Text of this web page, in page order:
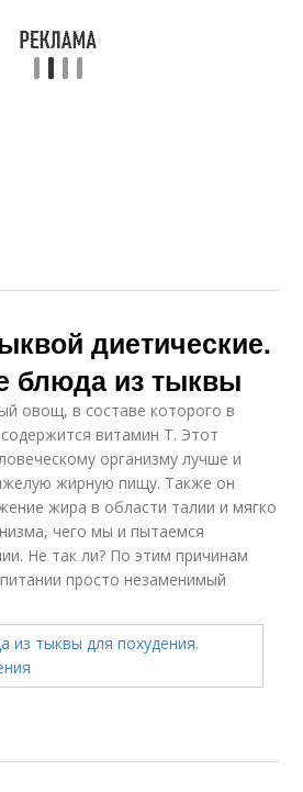
диетические.
блюда из тыквы
овощ, в составе которого в
витамин Т. Этот
организму лучше и
жирную пищу. Также он
жира в области талии и мягко
чего мы и пытаемся
Не так ли? По этим причинам
просто незаменимый